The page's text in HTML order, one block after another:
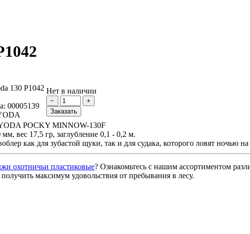
130 Р1042
00005139
Нет в наличии
POCKY MINNOW-130F
вес 17,5 гр, заглубление 0,1 - 0,2 м.
как для зубастой щуки, так и для судака, которого ловят ночью на
охотничьи пластиковые? Ознакомьтесь с нашим ассортиментом
максимум удовольствия от пребывания в лесу.